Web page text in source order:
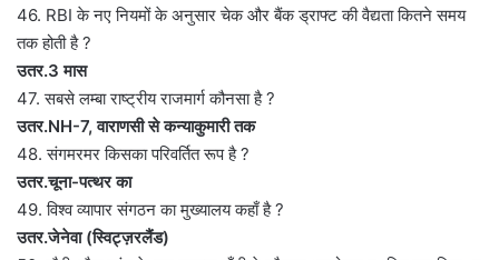
46. RBI के नए नियमों के अनुसार चेक और बैंक ड्राफ्ट की वैद्यता कितने समय
तक होती है ?
उतर.3 मास
47. सबसे लम्बा राष्ट्रीय राजमार्ग कौनसा है ?
उतर.NH-7, वाराणसी से कन्याकुमारी तक
48. संगमरमर किसका परिवर्तित रूप है ?
उतर.चूना-पत्थर का
49. विश्व व्यापार संगठन का मुख्यालय कहाँ है ?
उतर.जेनेवा (स्विट्ज़रलैंड)